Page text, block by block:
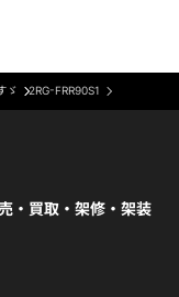
ゞ 2RG-FRR90S1
・買取・架修・架装